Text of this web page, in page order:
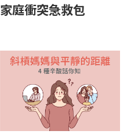
家庭衝突急救包